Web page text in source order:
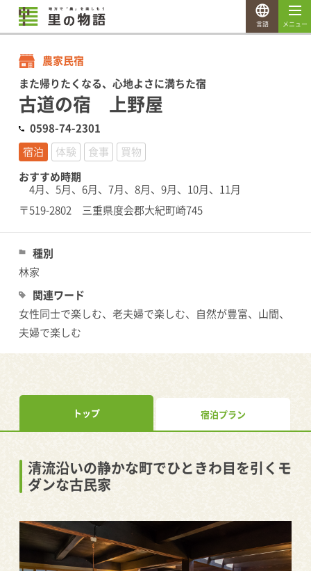
農家民宿
また帰りたくなる、心地よさに満ちた宿
古道の宿 上野屋
0598-74-2301
宿泊
体験 食事
買物
おすすめ時期
4月、5月、6月、7月、8月、9月、10月、11月
〒519-2802 三重県度会郡大紀町崎745
種別
林家
関連ワード
女性同士で楽しむ、老夫婦で楽しむ、自然が豊富、山間、
夫婦で楽しむ
トップ 宿泊プラン
清流沿いの静かな町でひときわ目を引くモ
ダンな古民家
メニュー
言語